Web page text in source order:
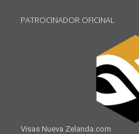
PATROCINADOR OFICINAL
Visas Nueva Zelanda.com